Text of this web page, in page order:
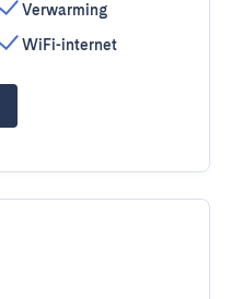
Verwarming
WiFi-internet